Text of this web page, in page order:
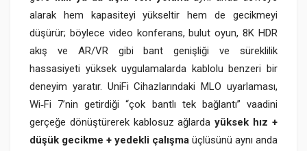
alarak hem kapasiteyi yükseltir hem de gecikmeyi
düşürür; böylece video konferans, bulut oyun, 8K HDR
akış ve AR/VR gibi bant genişliği ve süreklilik
hassasiyeti yüksek uygulamalarda kablolu benzeri bir
deneyim yaratır.​ UniFi Cihazlarındaki MLO uyarlaması,
Wi‑Fi 7’nin getirdiği “çok bantlı tek bağlantı” vaadini
gerçeğe dönüştürerek kablosuz ağlardayüksek hız +
düşük gecikme + yedekli çalışma üçlüsünü aynı anda